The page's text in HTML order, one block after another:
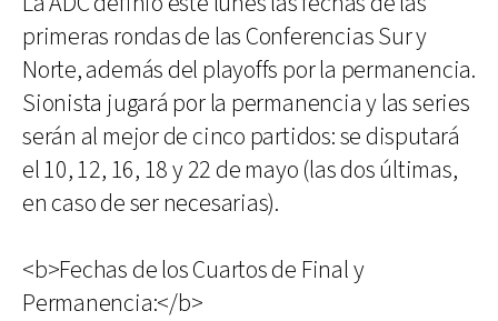
primeras rondas de las Conferencias Sur y
Norte, además del playoffs por la permanencia.
Sionista jugará por la permanencia y las series
serán al mejor de cinco partidos: se disputará
el 10, 12, 16, 18 y 22 de mayo (las dos últimas,
en caso de ser necesarias).
<b>Fechas de los Cuartos de Final y
Permanencia:</b>